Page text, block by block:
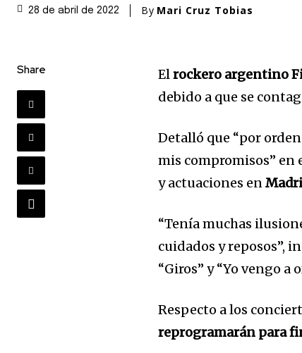
28 de abril de 2022 By Mari Cruz Tobias
Share Elrockero argentino
debido a que se
Detalló que “por
mis compromisos” en
y actuaciones en
“Tenía muchas
cuidados y reposos”,
“Giros” y “Yo vengo
Respecto a los
reprogramarán para